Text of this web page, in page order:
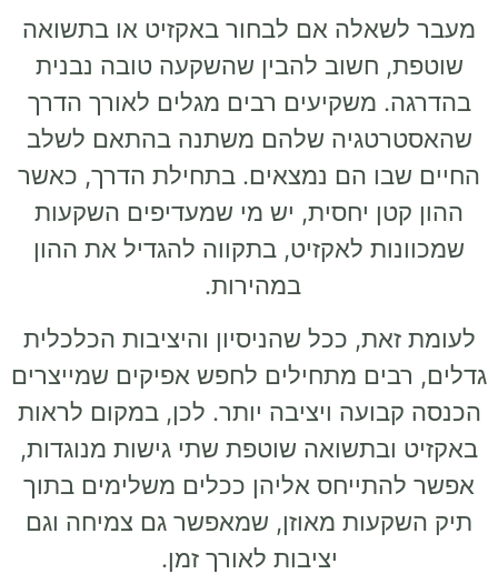
מעבר לשאלה אם לבחור באקזיט או בתשואה
שוטפת, חשוב להבין שהשקעה טובה נבנית
בהדרגה. משקיעים רבים מגלים לאורך הדרך
שהאסטרטגיה שלהם משתנה בהתאם לשלב
החיים שבו הם נמצאים. בתחילת הדרך, כאשר
ההון קטן יחסית, יש מי שמעדיפים השקעות
שמכוונות לאקזיט, בתקווה להגדיל את ההון
במהירות.
לעומת זאת, ככל שהניסיון והיציבות הכלכלית
גדלים, רבים מתחילים לחפש אפיקים שמייצרים
הכנסה קבועה ויציבה יותר. לכן, במקום לראות
באקזיט ובתשואה שוטפת שתי גישות מנוגדות,
אפשר להתייחס אליהן ככלים משלימים בתוך
תיק השקעות מאוזן, שמאפשר גם צמיחה וגם
יציבות לאורך זמן.